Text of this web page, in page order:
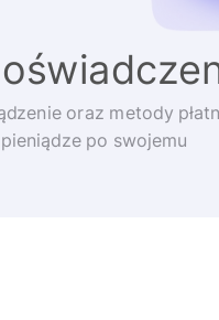
oraz metody
po swojemu